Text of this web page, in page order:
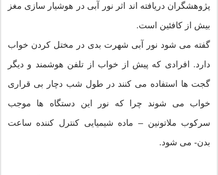
پژوهشگران دریافته اند اثر نور آبی در هوشیار سازی مغز
بیش از کافئین است.
گفته می شود نور آبی شهرت بدی در مختل کردن خواب
دارد. افرادی که پیش از خواب از تلفن هوشمند و دیگر
گجت ها استفاده می کنند در طول شب دچار بی قراری
خواب می شوند چرا که نور این دستگاه ها موجب
سرکوب ملاتونین – ماده شیمیایی کنترل کننده ساعت
بدن- می شود.